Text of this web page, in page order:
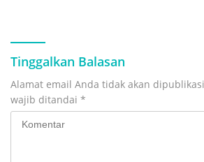
Tinggalkan Balasan
Alamat email Anda tidak akan
wajib ditandai *